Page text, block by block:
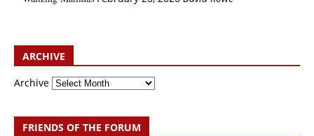
ARCHIVE
Archive
FRIENDS OF THE FORUM